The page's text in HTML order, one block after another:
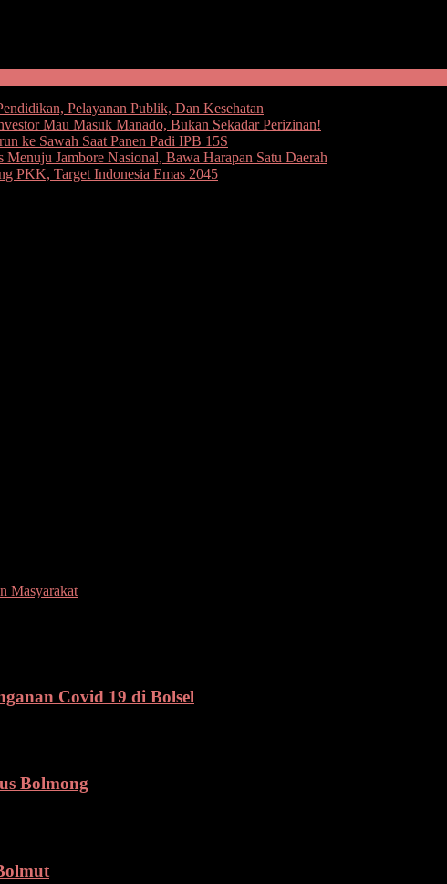
Pelayanan Publik, Dan Kesehatan
Mau Masuk Manado, Bukan Sekadar Perizinan!
ke Sawah Saat Panen Padi IPB 15S
Jambore Nasional, Bawa Harapan Satu Daerah
PKK, Target Indonesia Emas 2045
Masyarakat
Covid 19 di Bolsel
Bolmong